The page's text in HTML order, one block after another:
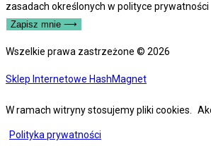
zasadach określonych w polityce prywatności
Zapisz mnie ⟶
Wszelkie prawa zastrzeżone © 2026
Sklep Internetowe HashMagnet
W ramach witryny stosujemy pliki cookies.
Polityka prywatności